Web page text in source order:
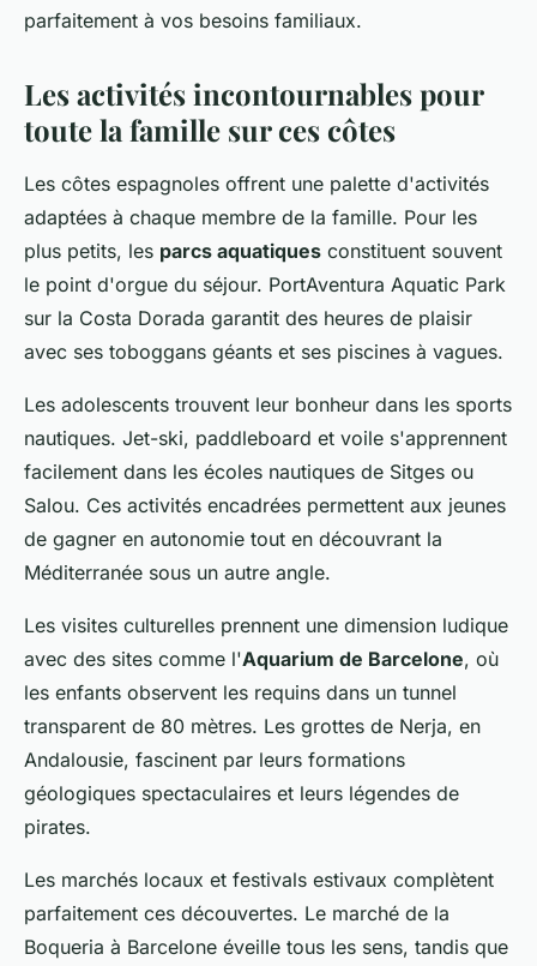
parfaitement à vos besoins familiaux.
Les activités incontournables pour
toute la famille sur ces côtes
Les côtes espagnoles offrent une palette d'activités
adaptées à chaque membre de la famille. Pour les
plus petits, les parcs aquatiques constituent souvent
le point d'orgue du séjour. PortAventura Aquatic Park
sur la Costa Dorada garantit des heures de plaisir
avec ses toboggans géants et ses piscines à vagues.
Les adolescents trouvent leur bonheur dans les sports
nautiques. Jet-ski, paddleboard et voile s'apprennent
facilement dans les écoles nautiques de Sitges ou
Salou. Ces activités encadrées permettent aux jeunes
de gagner en autonomie tout en découvrant la
Méditerranée sous un autre angle.
Les visites culturelles prennent une dimension ludique
avec des sites comme l'Aquarium de Barcelone, où
les enfants observent les requins dans un tunnel
transparent de 80 mètres. Les grottes de Nerja, en
Andalousie, fascinent par leurs formations
géologiques spectaculaires et leurs légendes de
pirates.
Les marchés locaux et festivals estivaux complètent
parfaitement ces découvertes. Le marché de la
Boqueria à Barcelone éveille tous les sens, tandis que